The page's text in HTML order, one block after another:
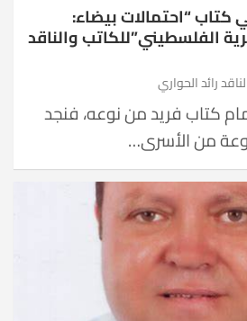
كتاب “احتمالات بيضاء:
الفلسطيني”للكاتب والناقد
رائد الحواري
أمام كتاب فريد من نوعه، فنجد
من الأسرى…